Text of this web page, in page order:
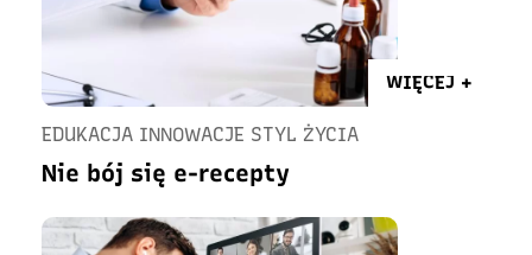
WIĘCEJ +
EDUKACJA INNOWACJE STYL ŻYCIA
Nie bój się e-recepty